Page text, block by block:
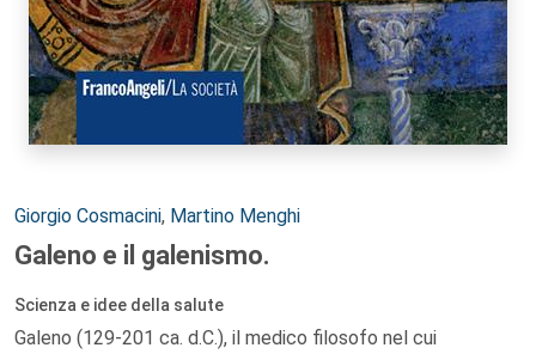
Autori:
Giorgio Cosmacini, Martino Menghi
Galeno e il galenismo.
Scienza e idee della salute
Galeno (129-201 ca. d.C.), il medico filosofo nel cui